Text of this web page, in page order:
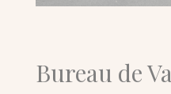
Bureau de